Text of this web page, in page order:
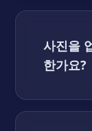
사진을
한가요?